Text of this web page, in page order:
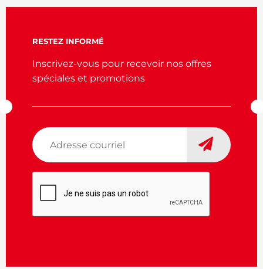
RESTEZ INFORMÉ
Inscrivez-vous pour recevoir nos offres
spéciales et promotions
Adresse
courriel